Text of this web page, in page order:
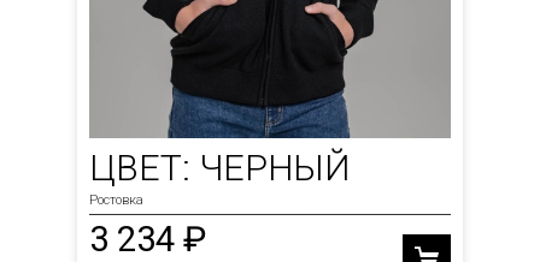
ЦВЕТ: ЧЕРНЫЙ
Ростовка
3 234 ₽